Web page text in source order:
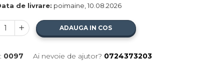
de livrare: poimaine, 10.08.2026
ADAUGA IN COS
0097 Ai nevoie de ajutor? 0724373203